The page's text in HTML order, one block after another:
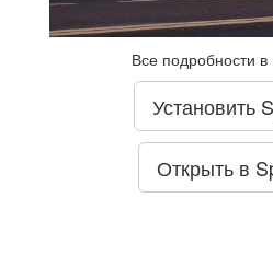
Все подробности
Установить
Открыть в